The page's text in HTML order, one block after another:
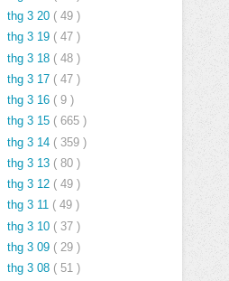
thg 3 20 ( 49 )
thg 3 19 ( 47 )
thg 3 18 ( 48 )
thg 3 17 ( 47 )
thg 3 16 ( 9 )
thg 3 15 ( 665 )
thg 3 14 ( 359 )
thg 3 13 ( 80 )
thg 3 12 ( 49 )
thg 3 11 ( 49 )
thg 3 10 ( 37 )
thg 3 09 ( 29 )
thg 3 08 ( 51 )